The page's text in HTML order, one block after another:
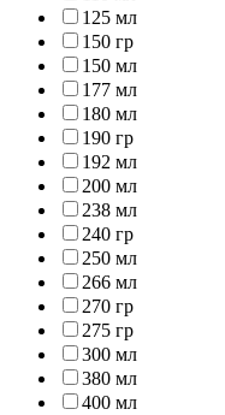
125 мл
150 гр
150 мл
177 мл
180 мл
190 гр
192 мл
200 мл
238 мл
240 гр
250 мл
266 мл
270 гр
275 гр
300 мл
380 мл
400 мл